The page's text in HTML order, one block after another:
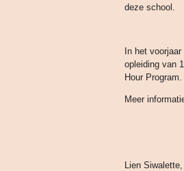
deze school.
In het
opleiding van
Hour Program.
Meer
Lien